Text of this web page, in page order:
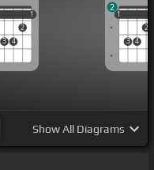
3 4
2
1
1 1
3 4
2
1
2
ShowAll Diagrams